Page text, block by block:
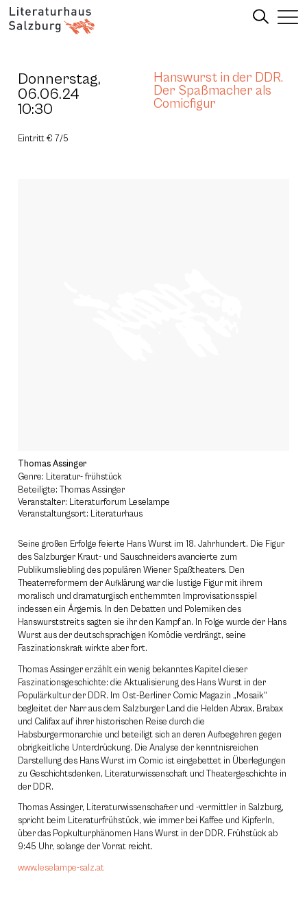
Donnerstag,
06.06.24
10:30
Hanswurst in der DDR.
Der Spaßmacher als
Comicfigur
Eintritt € 7/5
Thomas Assinger
Genre: Literatur- frühstück
Beteiligte: Thomas Assinger
Veranstalter: Literaturforum Leselampe
Veranstaltungsort: Literaturhaus
Seine großen Erfolge feierte Hans Wurst im 18. Jahrhundert. Die Figur
des Salzburger Kraut- und Sauschneiders avancierte zum
Publikumsliebling des populären Wiener Spaßtheaters. Den
Theaterreformern der Aufklärung war die lustige Figur mit ihrem
moralisch und dramaturgisch enthemmten Improvisationsspiel
indessen ein Ärgernis. In den Debatten und Polemiken des
Hanswurststreits sagten sie ihr den Kampf an. In Folge wurde der Hans
Wurst aus der deutschsprachigen Komödie verdrängt, seine
Faszinationskraft wirkte aber fort.
Thomas Assinger erzählt ein wenig bekanntes Kapitel dieser
Faszinationsgeschichte: die Aktualisierung des Hans Wurst in der
Populärkultur der DDR. Im Ost-Berliner Comic Magazin „Mosaik“
begleitet der Narr aus dem Salzburger Land die Helden Abrax, Brabax
und Califax auf ihrer historischen Reise durch die
Habsburgermonarchie und beteiligt sich an deren Aufbegehren gegen
obrigkeitliche Unterdrückung. Die Analyse der kenntnisreichen
Darstellung des Hans Wurst im Comic ist eingebettet in Überlegungen
zu Geschichtsdenken, Literaturwissenschaft und Theatergeschichte in
der DDR.
Thomas Assinger, Literaturwissenschafter und -vermittler in Salzburg,
spricht beim Literaturfrühstück, wie immer bei Kaffee und Kipferln,
über das Popkulturphänomen Hans Wurst in der DDR. Frühstück ab
9:45 Uhr, solange der Vorrat reicht.
www.leselampe-salz.at